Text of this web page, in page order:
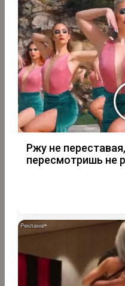
Ржу не
пересмотришь не